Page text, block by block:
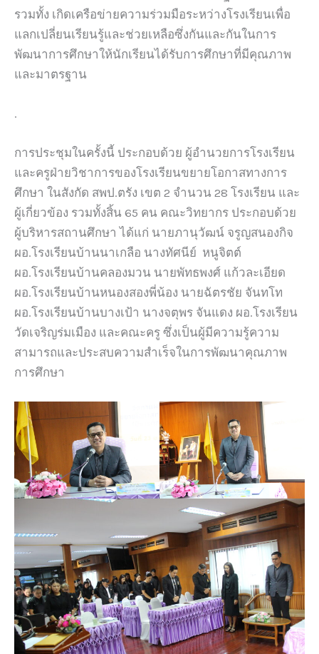
รวมทั้ง เกิดเครือข่ายความร่วมมือระหว่างโรงเรียนเพื่อ
แลกเปลี่ยนเรียนรู้และช่วยเหลือซึ่งกันและกันในการ
พัฒนาการศึกษาให้นักเรียนได้รับการศึกษาที่มีคุณภาพ
และมาตรฐาน
.
การประชุมในครั้งนี้ ประกอบด้วย ผู้อำนวยการโรงเรียน
และครูฝ่ายวิชาการของโรงเรียนขยายโอกาสทางการ
ศึกษา ในสังกัด สพป.ตรัง เขต 2 จำนวน 28 โรงเรียน และ
ผู้เกี่ยวข้อง รวมทั้งสิ้น 65 คน คณะวิทยากร ประกอบด้วย
ผู้บริหารสถานศึกษา ได้แก่ นายภานุวัฒน์ จรูญสนองกิจ
ผอ.โรงเรียนบ้านนาเกลือ นางทัศนีย์ หนูจิตต์
ผอ.โรงเรียนบ้านคลองมวน นายพัทธพงศ์ แก้วละเอียด
ผอ.โรงเรียนบ้านหนองสองพี่น้อง นายฉัตรชัย จันทโท
ผอ.โรงเรียนบ้านบางเป้า นางจตุพร จันแดง ผอ.โรงเรียน
วัดเจริญร่มเมือง และคณะครู ซึ่งเป็นผู้มีความรู้ความ
สามารถและประสบความสำเร็จในการพัฒนาคุณภาพ
การศึกษา